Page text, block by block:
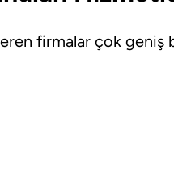
firmalar çok geniş